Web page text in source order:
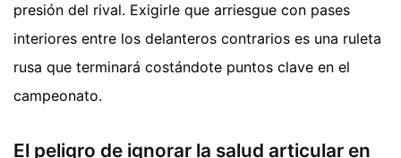
presión del rival. Exigirle que arriesgue con pases
interiores entre los delanteros contrarios es una ruleta
rusa que terminará costándote puntos clave en el
campeonato.
El peligro de ignorar la salud articular en